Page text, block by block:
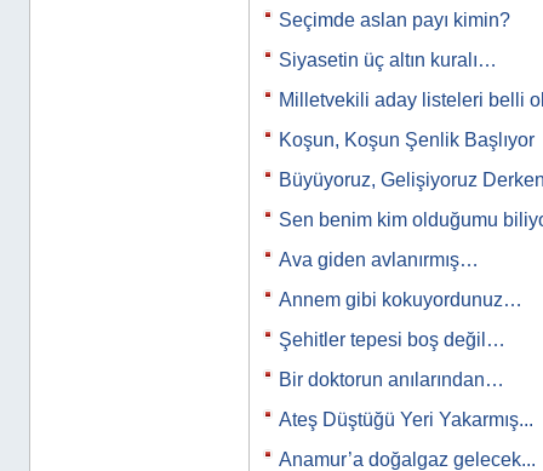
Seçimde aslan payı kimin?
Siyasetin üç altın kuralı…
Milletvekili aday listeleri belli
Koşun, Koşun Şenlik Başlıyor
Büyüyoruz, Gelişiyoruz
Sen benim kim olduğumu
Ava giden avlanırmış…
Annem gibi kokuyordunuz…
Şehitler tepesi boş değil…
Bir doktorun anılarından…
Ateş Düştüğü Yeri Yakarmış...
Anamur’a doğalgaz gelecek...